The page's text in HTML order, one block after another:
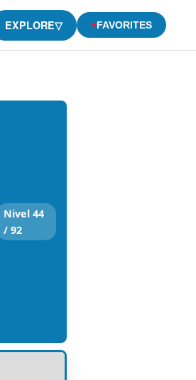
EXPLORE▽ ♥FAVORITES
Nivel 44
/ 92